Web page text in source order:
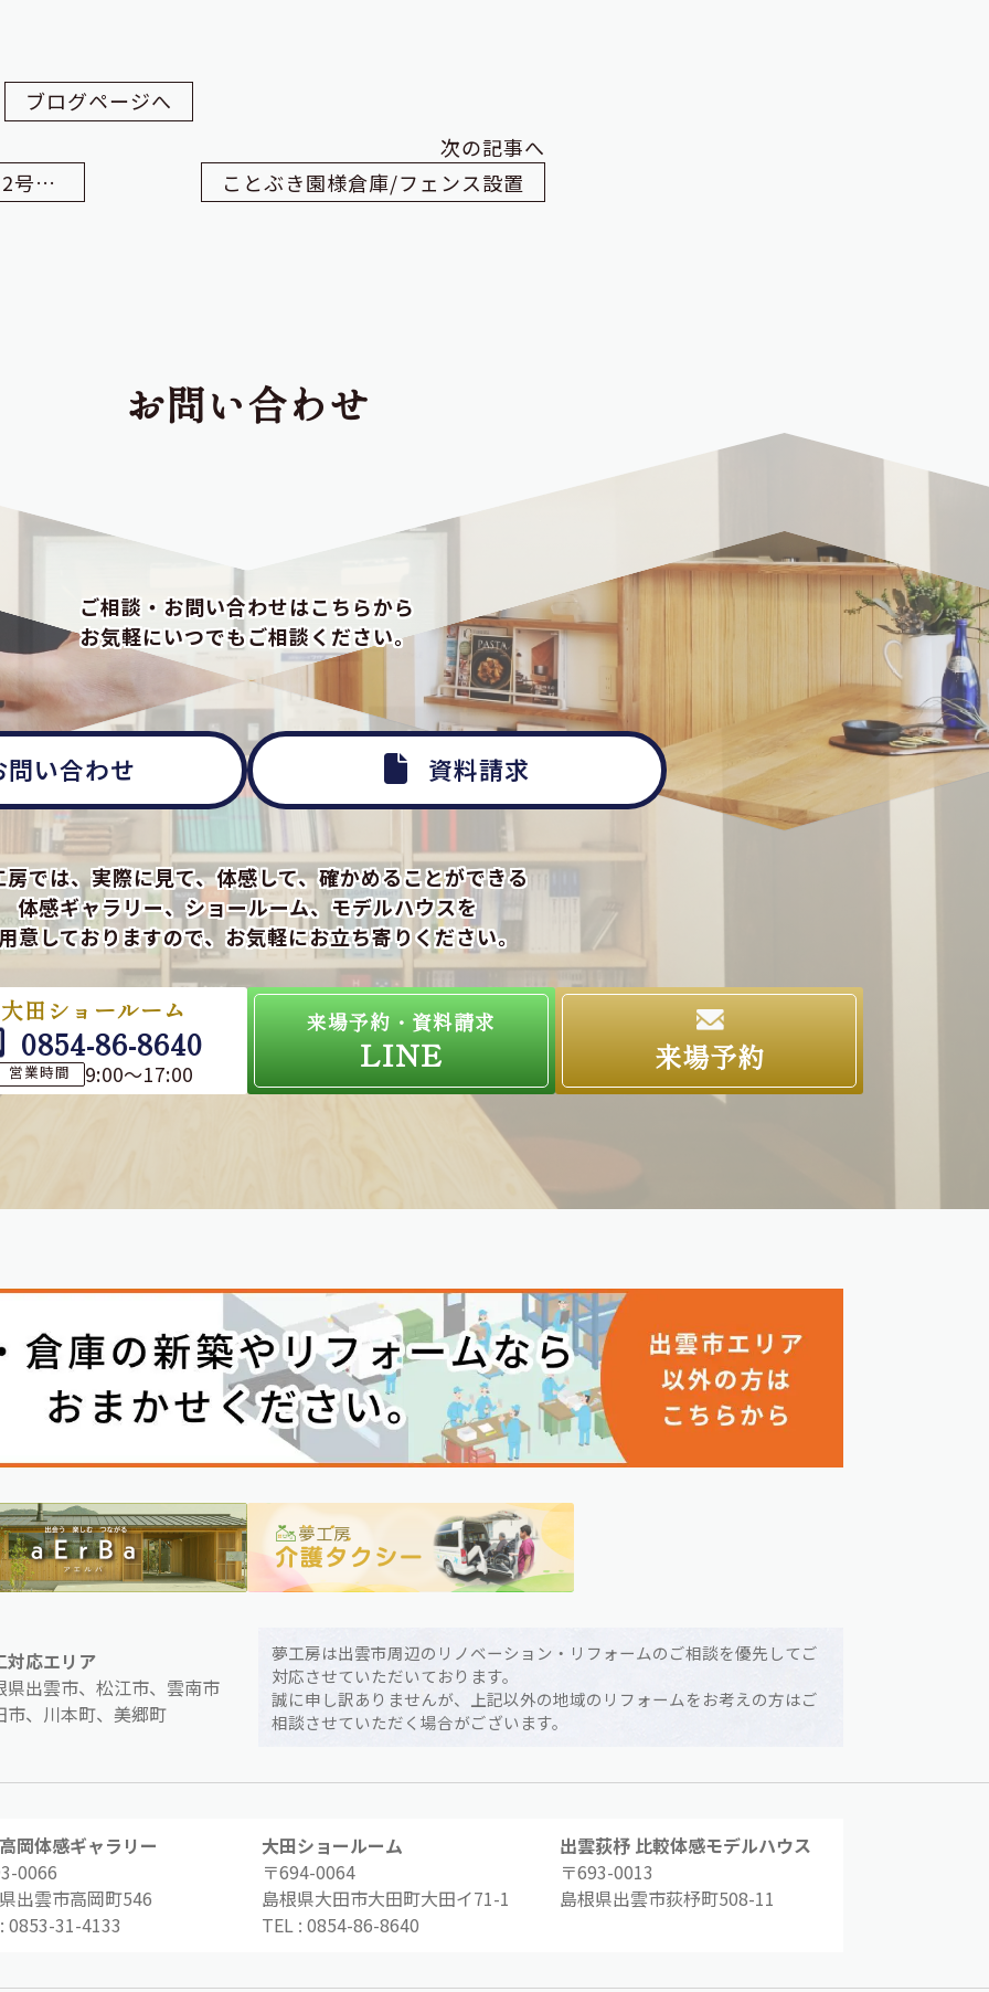
ブログページへ
劇的!!リノベーションモデルハウス2号店!! 来春オープン予定
次の記事へ
ことぶき園様倉庫/フェンス設置
お問い合わせ
ご相談・お問い合わせはこちらから
お気軽にいつでもご相談ください。
問い合わせ 資料請求
房では、実際に見て、体感して、確かめることができる
体感ギャラリー、ショールーム、モデルハウスを
意しておりますので、お気軽にお立ち寄りください。
大田ショールーム
0854-86-8640
営業時間 9:00～17:00
来場予約・資料請求
LINE 来場予約
対応エリア
県出雲市、松江市、雲南市
市、川本町、美郷町
夢工房は出雲市周辺のリノベーション・リフォームのご相談を優先してご
対応させていただいております。
誠に申し訳ありませんが、上記以外の地域のリフォームをお考えの方はご
相談させていただく場合がございます。
岡体感ギャラリー
0066
出雲市高岡町546
0853-31-4133
大田ショールーム
〒694-0064
島根県大田市大田町大田イ71-1
TEL : 0854-86-8640
出雲荻杼 比較体感モデルハウス
〒693-0013
島根県出雲市荻杼町508-11